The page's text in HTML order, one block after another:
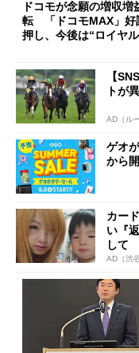
ドコモが念願の増収増
転 「ドコモMAX」好
押し、今後は“ロイヤ
【
トが
AD（ル
ゲオ
から
カー
い『
して
AD（渋